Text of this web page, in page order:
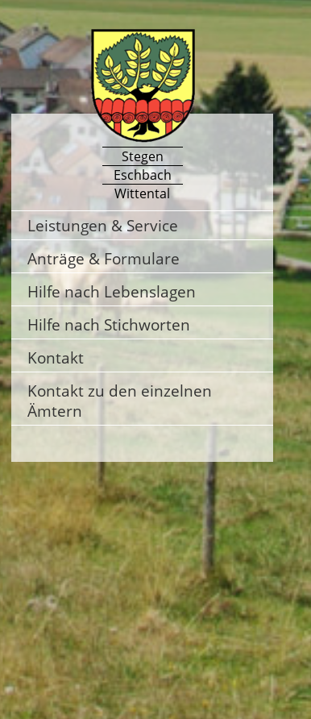
Stegen
Eschbach
Wittental
Leistungen & Service
Anträge & Formulare
Hilfe nach Lebenslagen
Hilfe nach Stichworten
Kontakt
Kontakt zu den einzelnen
Ämtern